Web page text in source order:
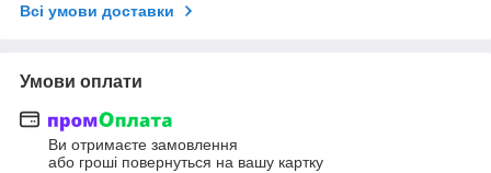
Всі умови доставки
Умови оплати
Ви отримаєте замовлення
або гроші повернуться на вашу картку